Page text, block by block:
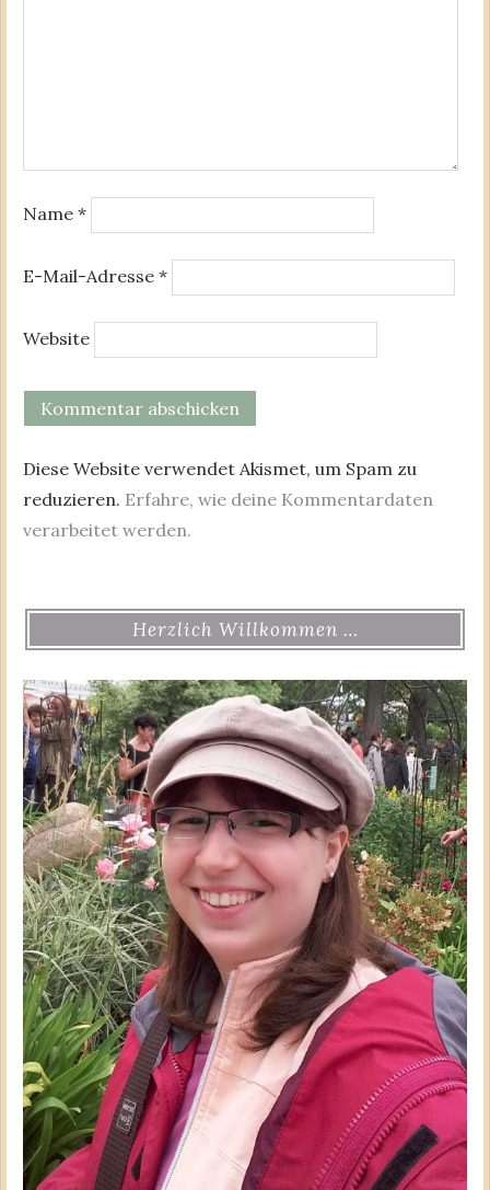
Name *
E-Mail-Adresse *
Website
Diese Website verwendet Akismet, um Spam zu
reduzieren. Erfahre, wie deine Kommentardaten
verarbeitet werden.
Herzlich Willkommen …